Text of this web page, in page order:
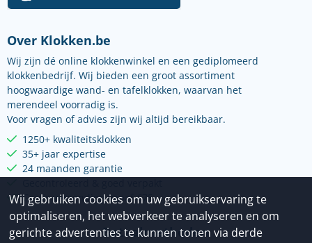
Over Klokken.be
Wij zijn dé online klokkenwinkel en een gediplomeerd
klokkenbedrijf. Wij bieden een groot assortiment
hoogwaardige wand- en tafelklokken, waarvan het
merendeel voorradig is.
Voor vragen of advies zijn wij altijd bereikbaar.
1250+ kwaliteitsklokken
35+ jaar expertise
24 maanden garantie
Gratis verzending vanaf €75
Betaalmethoden
Wij gebruiken cookies om uw gebruikservaring te
optimaliseren, het webverkeer te analyseren en om
gerichte advertenties te kunnen tonen via derde